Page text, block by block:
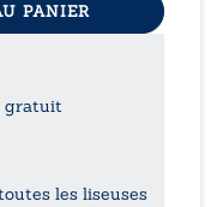
PANIER
gratuit
les liseuses